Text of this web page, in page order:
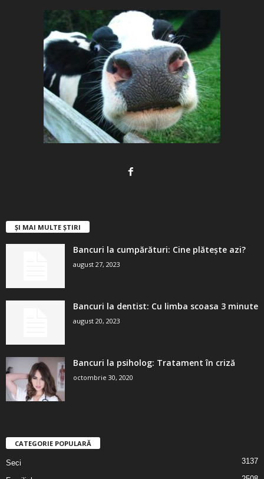
ȘI MAI MULTE ȘTIRI
Bancuri la cumpărături: Cine plătește azi?
august 27, 2023
Bancuri la dentist: Cu limba scoasa 3 minute
august 20, 2023
Bancuri la psiholog: Tratament în criză
octombrie 30, 2020
CATEGORIE POPULARĂ
Seci 3137